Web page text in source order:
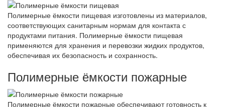
Полимерные ёмкости пищевая изготовлены из материалов,
соответствующих санитарным нормам для контакта с
продуктами питания. Полимерные ёмкости пищевая
применяются для хранения и перевозки жидких продуктов,
обеспечивая их безопасность и сохранность.
Полимерные ёмкости пожарные
Полимерные ёмкости пожарные обеспечивают готовность к